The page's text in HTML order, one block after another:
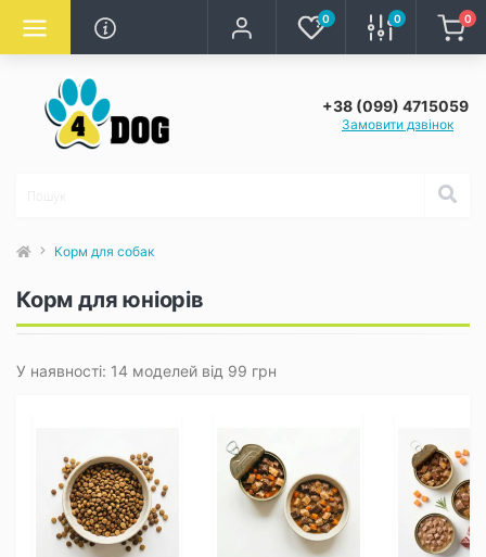
0 0 0
+38 (099) 4715059
Замовити дзвінок
Корм для собак
Корм для юніорів
У наявності: 14 моделей від 99 грн